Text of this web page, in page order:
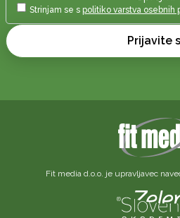
Strinjam se s politiko varstva osebnih
Prijavite
Fit media d.o.o. je upravljavec